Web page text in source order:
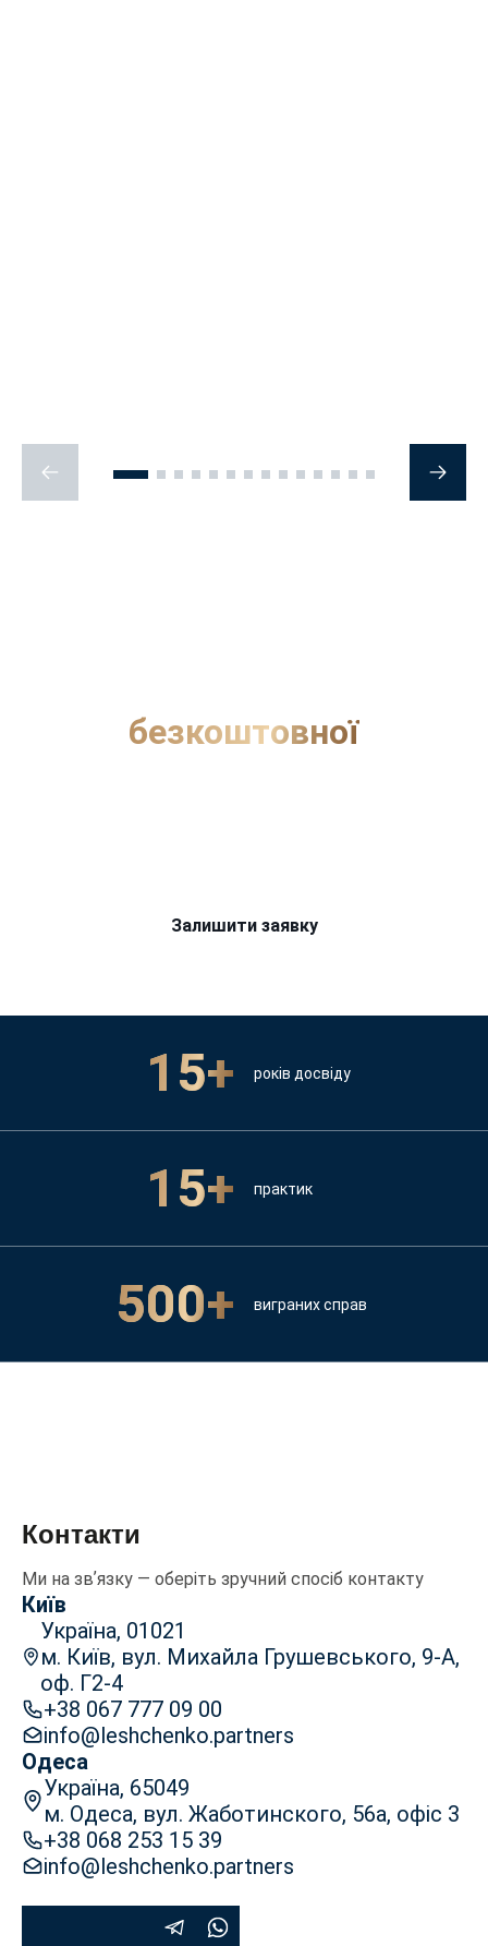
безкоштовної
Залишити заявку
15+ років досвіду
15+ практик
500+ виграних справ
Контакти
Ми на звʼязку — оберіть зручний спосіб контакту
Київ
Україна, 01021
м. Київ, вул. Михайла Грушевського, 9-А,
оф. Г2-4
+38 067 777 09 00
info@leshchenko.partners
Одеса
Україна, 65049
м. Одеса, вул. Жаботинского, 56а, офіс 3
+38 068 253 15 39
info@leshchenko.partners